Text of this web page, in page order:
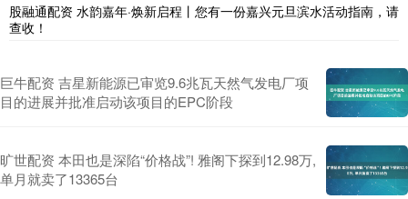
股融通配资 水韵嘉年·焕新启程丨您有一份嘉兴元旦滨水活动指南，请
查收！
巨牛配资 吉星新能源已审览9.6兆瓦天然气发电厂项
目的进展并批准启动该项目的EPC阶段
旷世配资 本田也是深陷“价格战”! 雅阁下探到12.98万,
单月就卖了13365台